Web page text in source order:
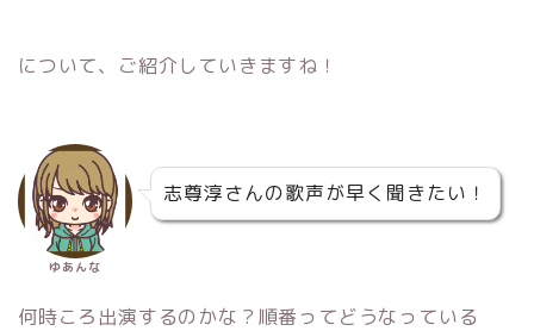
について、ご紹介していきますね！
ゆあんな
志尊淳さんの歌声が早く聞きたい！
何時ころ出演するのかな？順番ってどうなっている